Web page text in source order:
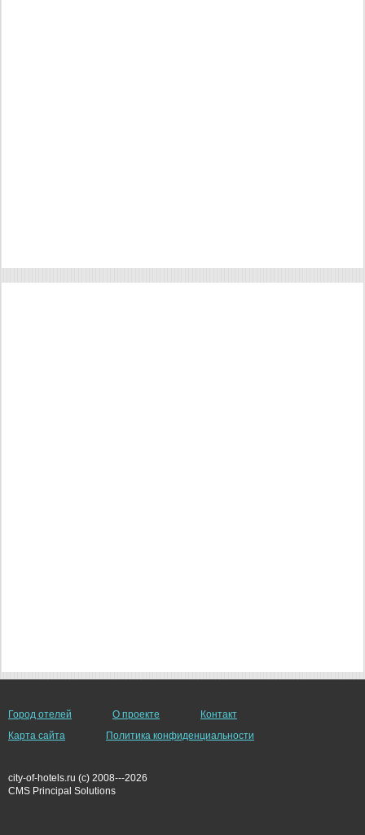
Город отелей О проекте
Контакт
Карта сайта
Политика конфиденциальности
city-of-hotels.ru (c) 2008---2026
СMS Principal Solutions